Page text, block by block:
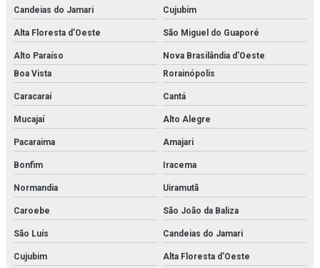
Candeias do Jamari Cujubim
Alta Floresta d'Oeste São Miguel do Guaporé
Alto Paraíso
Nova Brasilândia d'Oeste
Boa Vista
Rorainópolis
Caracaraí Cantá
Mucajaí Alto Alegre
Pacaraima Amajari
Bonfim Iracema
Normandia Uiramutã
Caroebe São João da Baliza
São Luís Candeias do Jamari
Cujubim Alta Floresta d'Oeste